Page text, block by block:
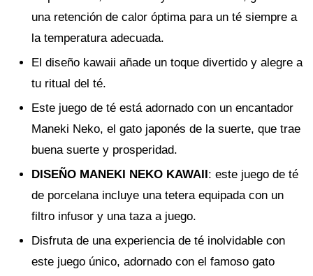
una retención de calor óptima para un té siempre a
la temperatura adecuada.
El diseño kawaii añade un toque divertido y alegre a
tu ritual del té.
Este juego de té está adornado con un encantador
Maneki Neko, el gato japonés de la suerte, que trae
buena suerte y prosperidad.
DISEÑO MANEKI NEKO KAWAII: este juego de té
de porcelana incluye una tetera equipada con un
filtro infusor y una taza a juego.
Disfruta de una experiencia de té inolvidable con
este juego único, adornado con el famoso gato